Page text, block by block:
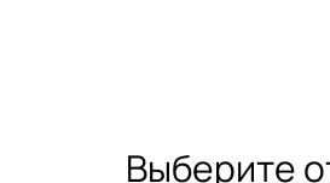
Выберите